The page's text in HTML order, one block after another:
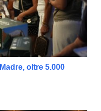
oltre 5.000